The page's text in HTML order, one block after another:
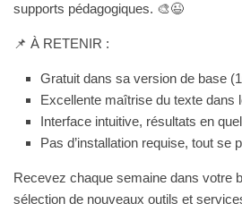
supports pédagogiques. 🎨😉
📌 À RETENIR :
Gratuit dans sa version de base
Excellente maîtrise du texte dans
Interface intuitive, résultats en
Pas d’installation requise, tout se
Recevez chaque semaine dans votre
sélection de nouveaux outils et